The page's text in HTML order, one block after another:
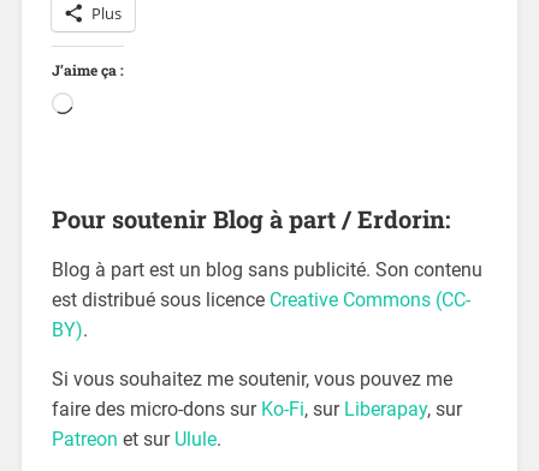
Plus
J’aime ça :
Pour soutenir Blog à part / Erdorin:
Blog à part est un blog sans publicité. Son contenu
est distribué sous licence Creative Commons (CC-
BY).
Si vous souhaitez me soutenir, vous pouvez me
faire des micro-dons sur Ko-Fi, sur Liberapay, sur
Patreon et sur Ulule.